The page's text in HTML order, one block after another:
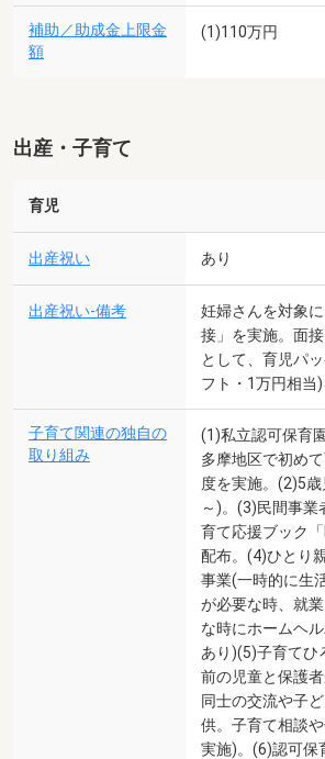
補助／助成金上限金
額
(1)110万円
出産・子育て
育児
出産祝い あり
出産祝い-備考
妊婦さんを対象
接」を実施。面
として、育児パ
フト・1万円相当)
子育て関連の独自の
取り組み
(1)私立認可保育
多摩地区で初め
度を実施。(2)5
～)。(3)民間事業
育て応援ブック
配布。(4)ひとり
事業(一時的に生
が必要な時、就
な時にホームヘ
あり)(5)子育てひ
前の児童と保護
同士の交流や子
供。子育て相談
実施)。(6)認可保